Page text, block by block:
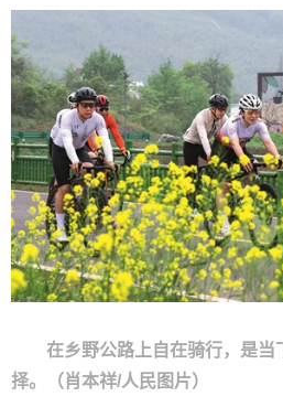
在乡野公路上自在骑行，是当
择。（肖本祥/人民图片）